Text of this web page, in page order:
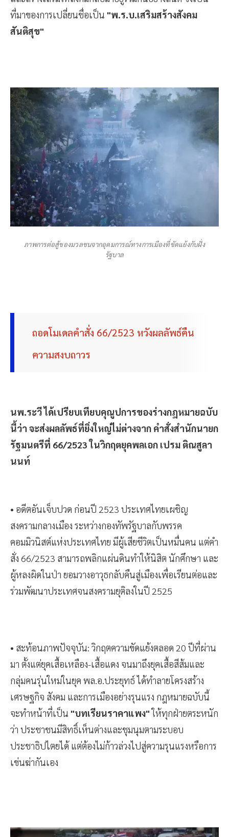
ที่มาของการเปลี่ยนชื่อเป็น "พ.ร.บ.เสริมสร้างสังคม
สันติสุข"
ภาพการต่อสู้ของมวลชนจากอุดมการณ์ทางการเมืองที่ขัดแย้งกับฝั่ง
รัฐบาล
ถอดโมเดลคำสั่ง 66/2523 หวังผลลัพธ์คืน
ความสงบถาวร
นพ.ระวี ได้เปรียบเทียบคุณูปการของร่างกฎหมายฉบับ
นี้ว่า จะส่งผลลัพธ์ที่ยิ่งใหญ่ไม่ต่างจาก คำสั่งสำนักนายก
รัฐมนตรีที่ 66/2523 ในวิกฤตยุคพลเอก เปรม ติณสูลา
นนท์
• อดีตอันเจ็บปวด ก่อนปี 2523 ประเทศไทยเผชิญ
สงครามกลางเมือง ระหว่างกองทัพรัฐบาลกับพรรค
คอมมิวนิสต์แห่งประเทศไทย มีผู้เสียชีวิตเป็นหมื่นคน แต่คำ
สั่ง 66/2523 สามารถพลิกแผ่นดินทำให้นิสิต นักศึกษา และ
ผู้หลงผิดในป่า ยอมวางอาวุธกลับคืนสู่เมืองเพื่อเรียนต่อและ
ร่วมพัฒนาประเทศจนสงครามยุติลงในปี 2525
• สะท้อนภาพปัจจุบัน: วิกฤตความขัดแย้งตลอด 20 ปีที่ผ่าน
มา ตั้งแต่ยุคเสื้อเหลือง-เสื้อแดง จนมาถึงยุคเสื้อสีส้มและ
กลุ่มคนรุ่นใหม่ในยุค พล.อ.ประยุทธ์ ได้ทำลายโครงสร้าง
เศรษฐกิจ สังคม และการเมืองอย่างรุนแรง กฎหมายฉบับนี้
จะทำหน้าที่เป็น "บทเรียนราคาแพง"ให้ทุกฝ่ายตระหนัก
ว่า ประชาชนมีสิทธิ์เห็นต่างและชุมนุมตามระบอบ
ประชาธิปไตยได้ แต่ต้องไม่ก้าวล่วงไปสู่ความรุนแรงหรือการ
เข่นฆ่ากันเอง